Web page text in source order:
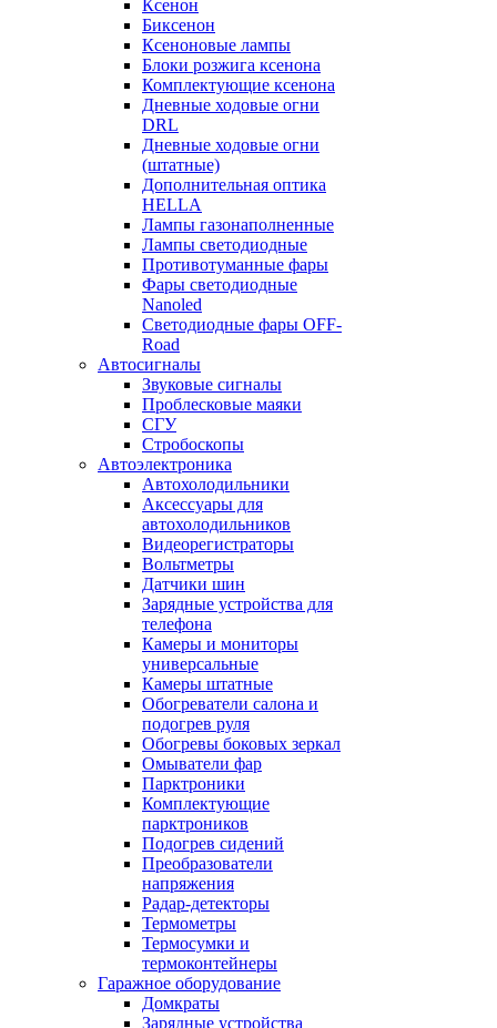
Ксенон
Биксенон
Ксеноновые лампы
Блоки розжига ксенона
Комплектующие ксенона
Дневные ходовые огни
DRL
Дневные ходовые огни
(штатные)
Дополнительная оптика
HELLA
Лампы газонаполненные
Лампы светодиодные
Противотуманные фары
Фары светодиодные
Nanoled
Светодиодные фары OFF-
Road
Автосигналы
Звуковые сигналы
Проблесковые маяки
СГУ
Стробоскопы
Автоэлектроника
Автохолодильники
Аксессуары для
автохолодильников
Видеорегистраторы
Вольтметры
Датчики шин
Зарядные устройства для
телефона
Камеры и мониторы
универсальные
Камеры штатные
Обогреватели салона и
подогрев руля
Обогревы боковых зеркал
Омыватели фар
Парктроники
Комплектующие
парктроников
Подогрев сидений
Преобразователи
напряжения
Радар-детекторы
Термометры
Термосумки и
термоконтейнеры
Гаражное оборудование
Домкраты
Зарядные устройства